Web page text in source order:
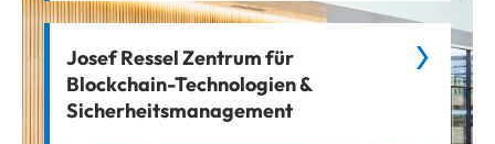
Josef Ressel Zentrum für
Blockchain-Technologien &
Sicherheitsmanagement